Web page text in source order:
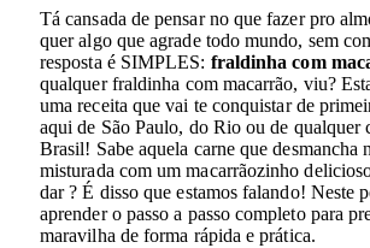
Tá cansada de pensar no que fazer pro
quer algo que agrade todo mundo, sem
resposta é SIMPLES: fraldinha com
qualquer fraldinha com macarrão, viu?
uma receita que vai te conquistar de
aqui de São Paulo, do Rio ou de qualquer
Brasil! Sabe aquela carne que desmancha
misturada com um macarrãozinho
dar ? É disso que estamos falando! Neste
aprender o passo a passo completo para
maravilha de forma rápida e prática.